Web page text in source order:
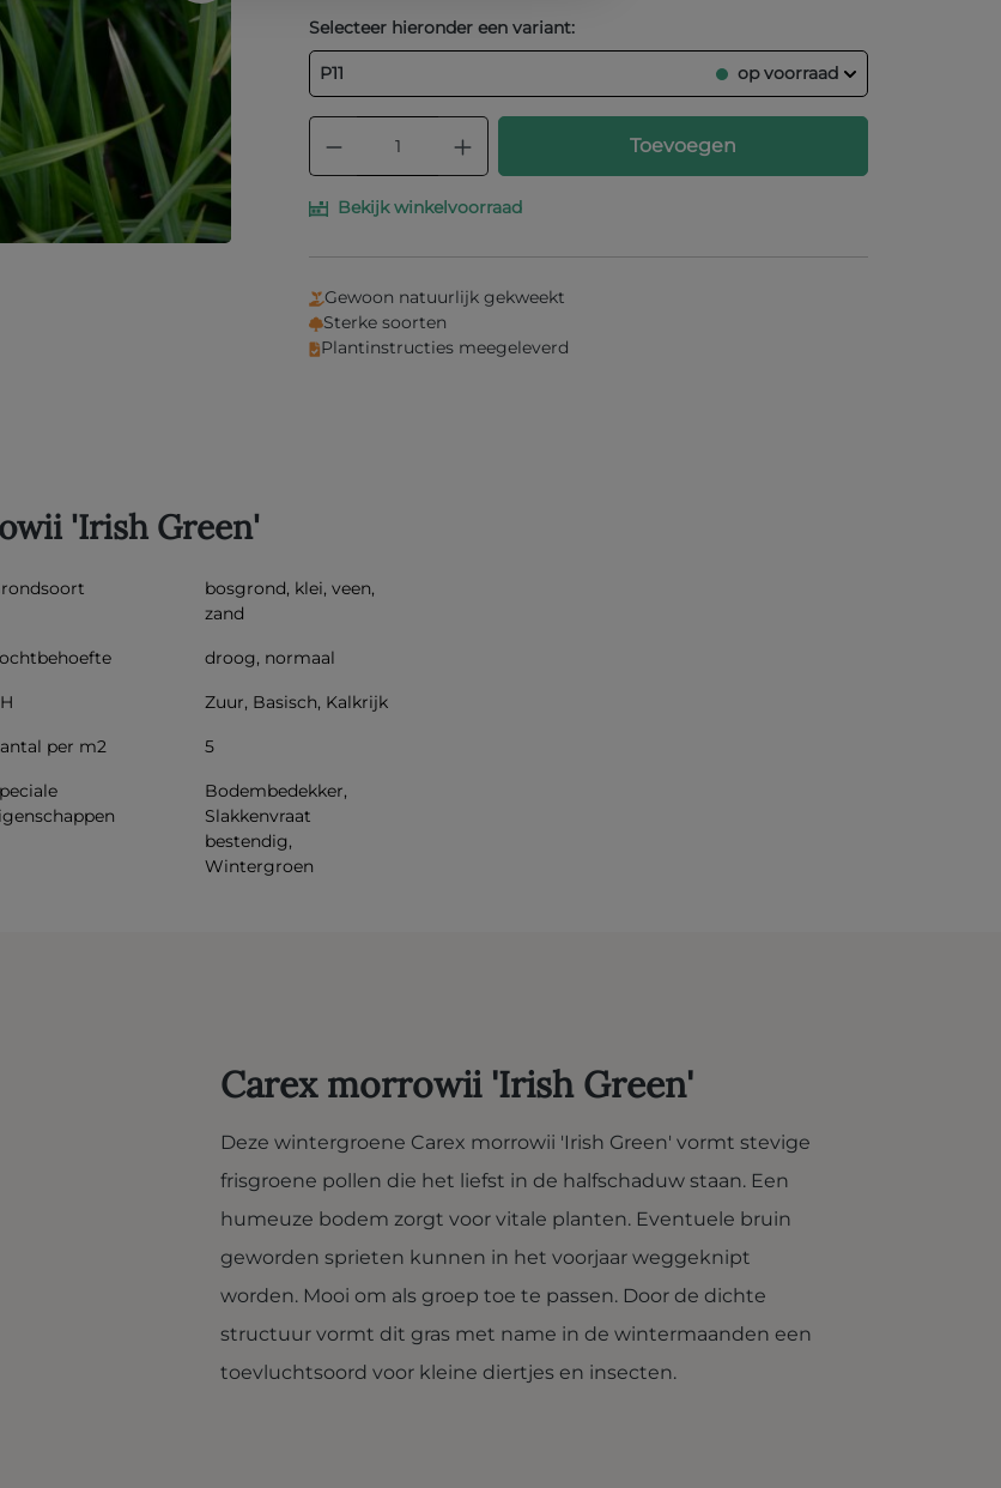
Selecteer hieronder een variant:
P11 op voorraad
Producthoeveelheid: Voer de gewenste
Toevoegen
Bekijk winkelvoorraad
Gewoon natuurlijk gekweekt
Sterke soorten
Plantinstructies meegeleverd
'Irish Green'
bosgrond, klei, veen,
zand
droog, normaal
Zuur, Basisch, Kalkrijk
per m2 5
Bodembedekker,
Slakkenvraat
bestendig,
Wintergroen
Carex morrowii 'Irish Green'
Deze wintergroene Carex morrowii 'Irish Green' vormt stevige
frisgroene pollen die het liefst in de halfschaduw staan. Een
humeuze bodem zorgt voor vitale planten. Eventuele bruin
geworden sprieten kunnen in het voorjaar weggeknipt
worden. Mooi om als groep toe te passen. Door de dichte
structuur vormt dit gras met name in de wintermaanden een
toevluchtsoord voor kleine diertjes en insecten.